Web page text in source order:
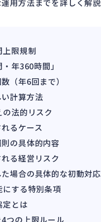
用方法までを詳しく解
上限規制
年360時間」
（年6回まで）
計算方法
法的リスク
るケース
の具体的内容
る経営リスク
場合の具体的な初動対応
する特別条項
とは
つの上限ルール